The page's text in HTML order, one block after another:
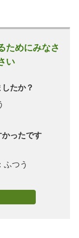
ためにみなさ
い
たか？
かったです
ふつう